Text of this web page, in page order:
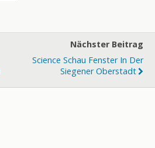
Nächster Beitrag
Science Schau Fenster In Der
Siegener Oberstadt